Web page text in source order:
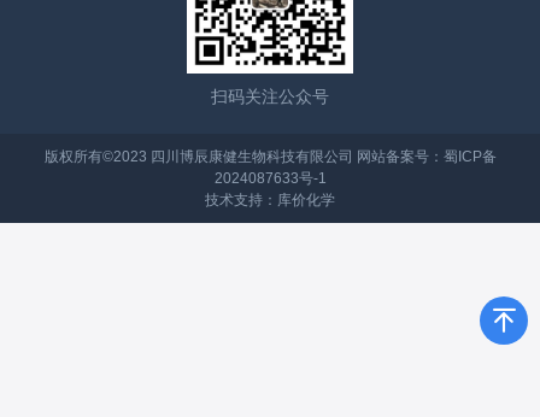
扫码关注公众号
版权所有©2023 四川博辰康健生物科技有限公司 网站备案号： 蜀ICP备
2024087633号-1
技术支持： 库价化学